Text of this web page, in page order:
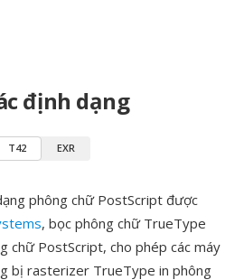
định dạng
T42 EXR
phông chữ PostScript được
, bọc phông chữ TrueType
chữ PostScript, cho phép các máy
bị rasterizer TrueType in phông